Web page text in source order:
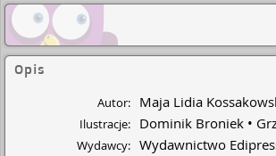
Opis
Autor: Maja Lidia
Ilustracje: Dominik Broniek
Wydawcy: Wydawnictwo